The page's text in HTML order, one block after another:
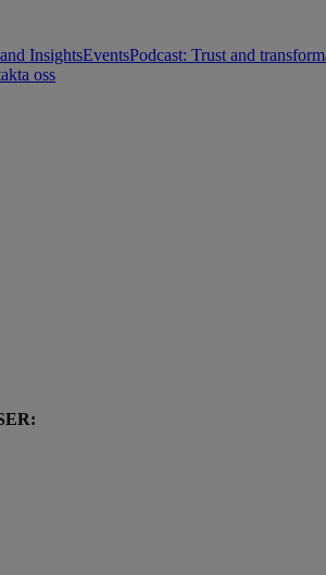
InsightsEventsPodcast: Trust and
oss